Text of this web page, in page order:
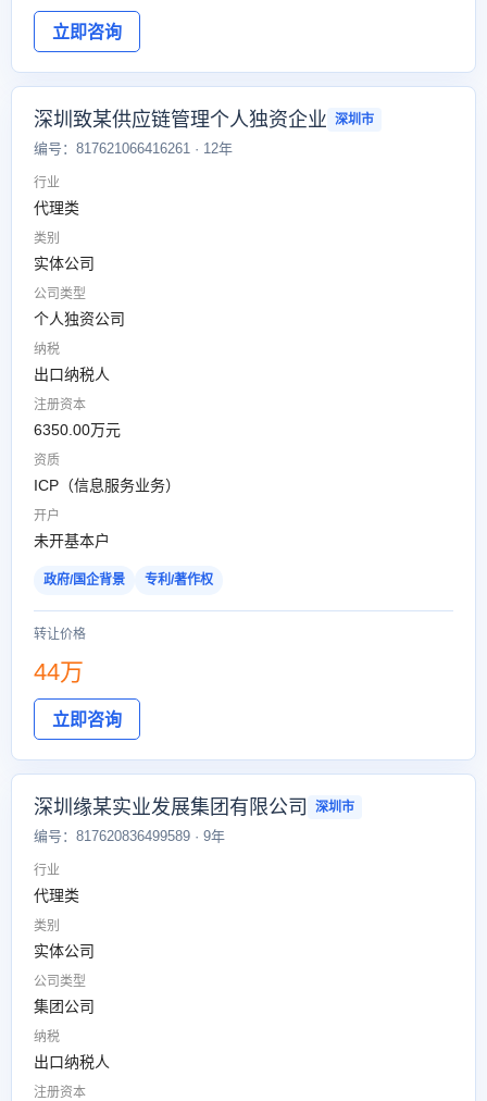
立即咨询
深圳致某供应链管理个人独资企业 深圳市
编号：817621066416261 · 12年
行业
代理类
类别
实体公司
公司类型
个人独资公司
纳税
出口纳税人
注册资本
6350.00万元
资质
ICP（信息服务业务）
开户
未开基本户
政府/国企背景 专利/著作权
转让价格
44万
立即咨询
深圳缘某实业发展集团有限公司 深圳市
编号：817620836499589 · 9年
行业
代理类
类别
实体公司
公司类型
集团公司
纳税
出口纳税人
注册资本